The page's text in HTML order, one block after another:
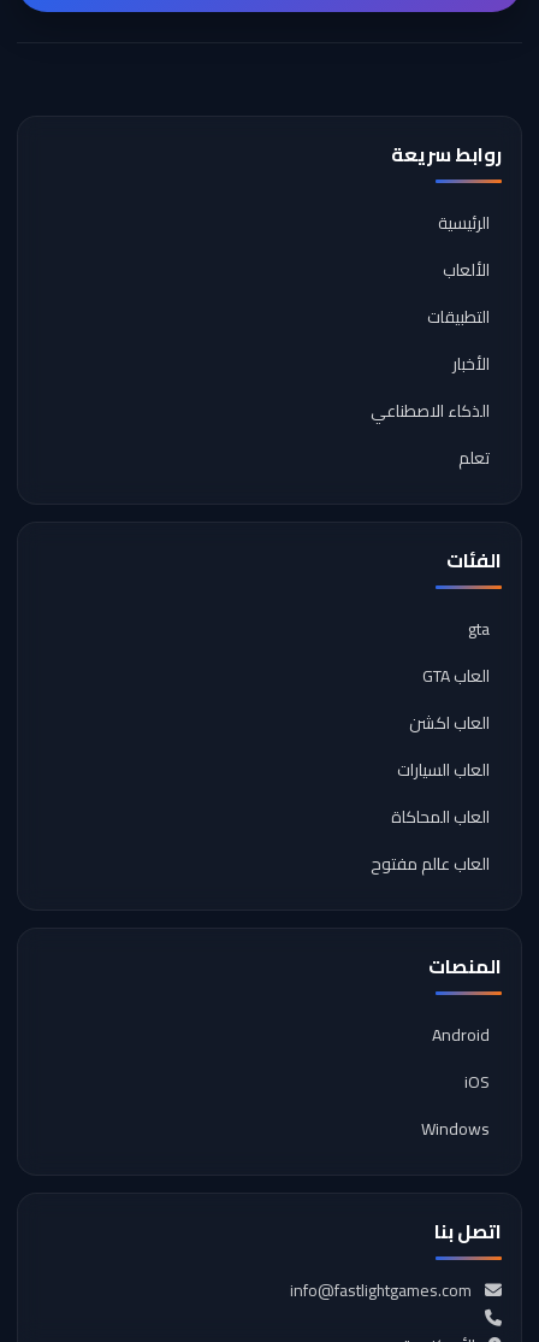
روابط سريعة
الرئيسية
الألعاب
التطبيقات
الأخبار
الذكاء الاصطناعي
تعلم
الفئات
gta
العاب GTA
العاب اكشن
العاب السيارات
العاب المحاكاة
العاب عالم مفتوح
المنصات
Android
iOS
Windows
اتصل بنا